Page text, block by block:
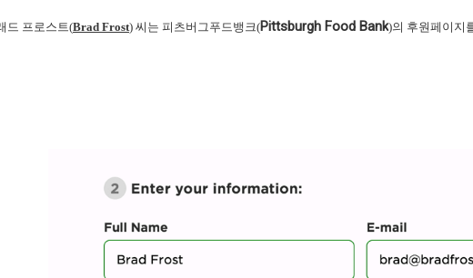
드 프로스트(Brad Frost) 씨는 피츠버그푸드뱅크(Pittsburgh Food Bank)의 후원페이지